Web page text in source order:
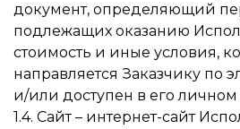
документ, определяющий
подлежащих оказанию
стоимость и иные условия,
направляется Заказчику по
и/или доступен в его личном
1.4. Сайт – интернет-сайт